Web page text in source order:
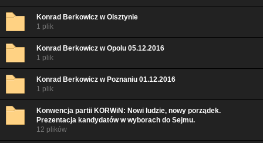
Konrad Berkowicz w Olsztynie
1 plik
Konrad Berkowicz w Opolu 05.12.2016
1 plik
Konrad Berkowicz w Poznaniu 01.12.2016
1 plik
Konwencja partii KORWiN: Nowi ludzie, nowy porządek.
Prezentacja kandydatów w wyborach do Sejmu.
12 plików